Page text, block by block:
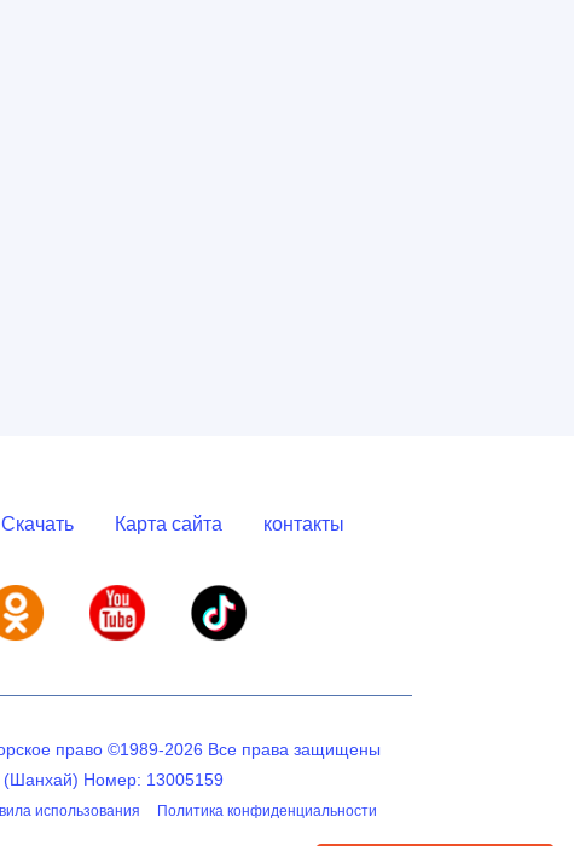
Скачать Карта сайта контакты
право ©1989-2026 Все права защищены
(Шанхай) Номер: 13005159
использования Политика конфиденциальности